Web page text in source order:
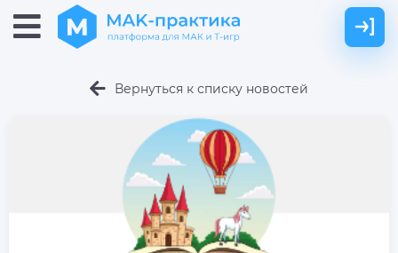
Вернуться к списку новостей